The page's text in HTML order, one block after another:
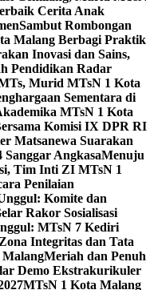
Cerita Anak
Sambut Rombongan
Malang Berbagi Praktik
Inovasi dan Sains,
Pendidikan Radar
Murid MTsN 1 Kota
Sementara di
MTsN 1 Kota
Komisi IX DPR RI
Matsanewa Suarakan
AngkasaMenuju
Tim Inti ZI MTsN 1
Penilaian
Komite dan
Rakor Sosialisasi
MTsN 7 Kediri
Integritas dan Tata
MalangMeriah dan Penuh
Demo Ekstrakurikuler
MTsN 1 Kota Malang